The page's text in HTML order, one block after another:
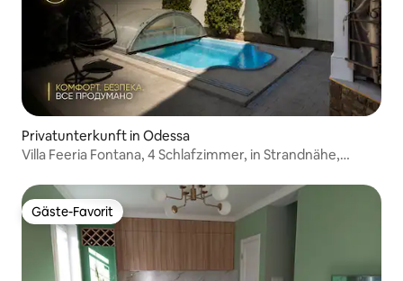
Privatunterkunft in Odessa
Villa Feeria Fontana, 4 Schlafzimmer, in Strandnähe,
Gäste-Favorit
Gäste-Favorit